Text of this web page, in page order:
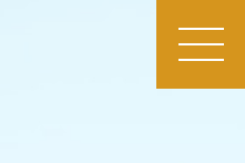
MEN
U